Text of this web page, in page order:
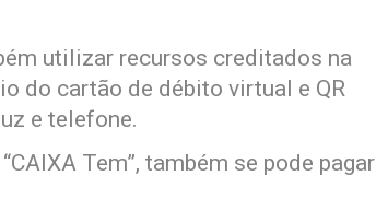
utilizar recursos creditados na
do cartão de débito virtual e QR
e telefone.
Tem”, também se pode pagar